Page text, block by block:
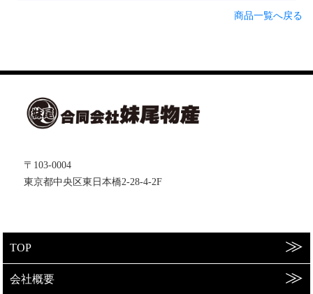
商品一覧へ戻る
〒103-0004
東京都中央区東日本橋2-28-4-2F
TOP
会社概要